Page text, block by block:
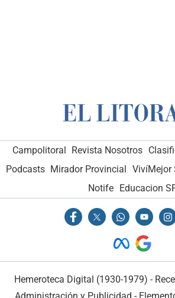
Campolitoral Revista Nosotros
Podcasts Mirador Provincial VivíMejor
Notife Educacion
Hemeroteca Digital (1930-1979) -
Administración y Publicidad -